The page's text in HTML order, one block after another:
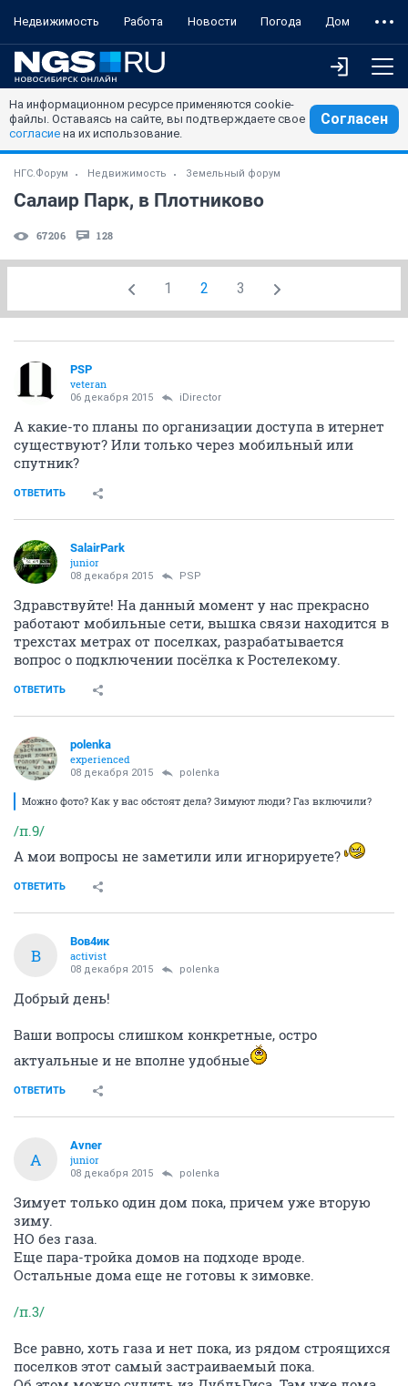
Недвижимость Работа Новости Погода Дом
На информационном ресурсе применяются cookie-
файлы. Оставаясь на сайте, вы подтверждаете свое
согласие на их использование.
Согласен
НГС.Форум Недвижимость Земельный форум
Салаир Парк, в Плотниково
67206 128
1 2 3
PSP
veteran
06 декабря 2015 iDirector
А какие-то планы по организации доступа в итернет
существуют? Или только через мобильный или
спутник?
ОТВЕТИТЬ
SalairPark
junior
08 декабря 2015 PSP
Здравствуйте! На данный момент у нас прекрасно
работают мобильные сети, вышка связи находится в
трехстах метрах от поселках, разрабатывается
вопрос о подключении посёлка к Ростелекому.
ОТВЕТИТЬ
polenka
experienced
08 декабря 2015 polenka
Можно фото? Как у вас обстоят дела? Зимуют люди? Газ включили?
/п.9/
А мои вопросы не заметили или игнорируете?
ОТВЕТИТЬ
В
Вов4ик
activist
08 декабря 2015 polenka
Добрый день!
Ваши вопросы слишком конкретные, остро
актуальные и не вполне удобные
ОТВЕТИТЬ
A
Avner
junior
08 декабря 2015 polenka
Зимует только один дом пока, причем уже вторую
зиму.
НО без газа.
Еще пара-тройка домов на подходе вроде.
Остальные дома еще не готовы к зимовке.
/п.3/
Все равно, хоть газа и нет пока, из рядом строящихся
поселков этот самый застраиваемый пока.